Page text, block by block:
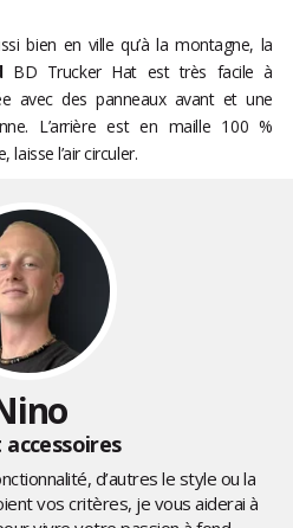
bien en ville qu’à la montagne, la
BD Trucker Hat est très facile à
avec des panneaux avant et une
L’arrière est en maille 100 %
l’air circuler.
accessoires
d’autres le style ou la
vos critères, je vous aiderai à